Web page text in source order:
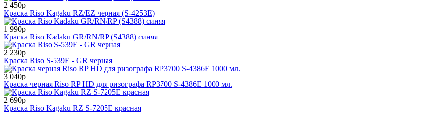
2 450р
Краска Riso Kagaku RZ/EZ черная (S-4253E)
1 990р
Краска Riso Kadaku GR/RN/RP (S4388) синяя
2 230р
Краска Riso S-539E - GR черная
3 040р
Краска черная Riso RP HD для ризографа RP3700 S-4386E 1000 мл.
2 690р
Краска Riso Kagaku RZ S-7205E красная